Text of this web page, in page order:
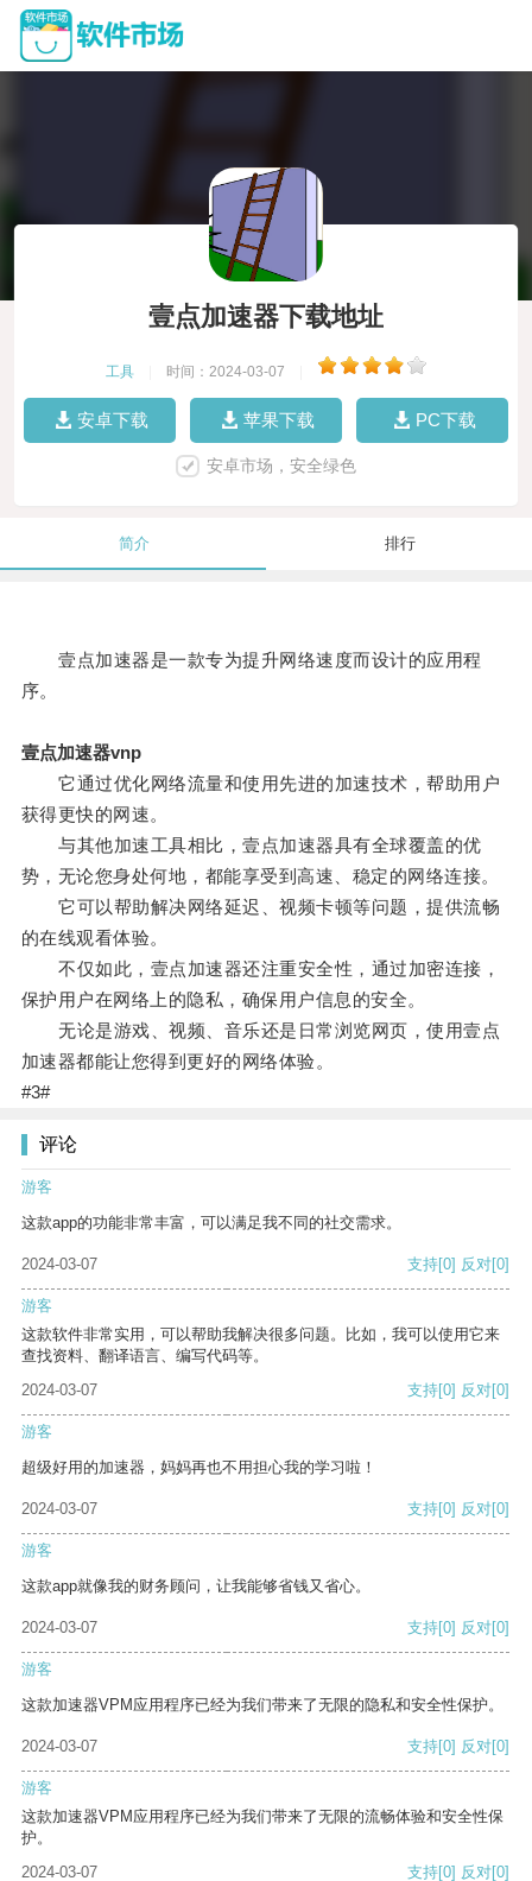
壹点加速器下载地址
工具 时间：2024-03-07
安卓下载 苹果下载 PC下载
安卓市场，安全绿色
简介 排行
壹点加速器是一款专为提升网络速度而设计的应用程
序。
壹点加速器vnp
它通过优化网络流量和使用先进的加速技术，帮助用户
获得更快的网速。
与其他加速工具相比，壹点加速器具有全球覆盖的优
势，无论您身处何地，都能享受到高速、稳定的网络连接。
它可以帮助解决网络延迟、视频卡顿等问题，提供流畅
的在线观看体验。
不仅如此，壹点加速器还注重安全性，通过加密连接，
保护用户在网络上的隐私，确保用户信息的安全。
无论是游戏、视频、音乐还是日常浏览网页，使用壹点
加速器都能让您得到更好的网络体验。
#3#
评论
游客
这款app的功能非常丰富，可以满足我不同的社交需求。
2024-03-07 支持[0] 反对[0]
游客
这款软件非常实用，可以帮助我解决很多问题。比如，我可以使用它来
查找资料、翻译语言、编写代码等。
2024-03-07
支持[0] 反对[0]
游客
超级好用的加速器，妈妈再也不用担心我的学习啦！
2024-03-07 支持[0] 反对[0]
游客
这款app就像我的财务顾问，让我能够省钱又省心。
2024-03-07 支持[0] 反对[0]
游客
这款加速器VPM应用程序已经为我们带来了无限的隐私和安全性保护。
2024-03-07 支持[0] 反对[0]
游客
这款加速器VPM应用程序已经为我们带来了无限的流畅体验和安全性保
护。
2024-03-07
支持[0] 反对[0]